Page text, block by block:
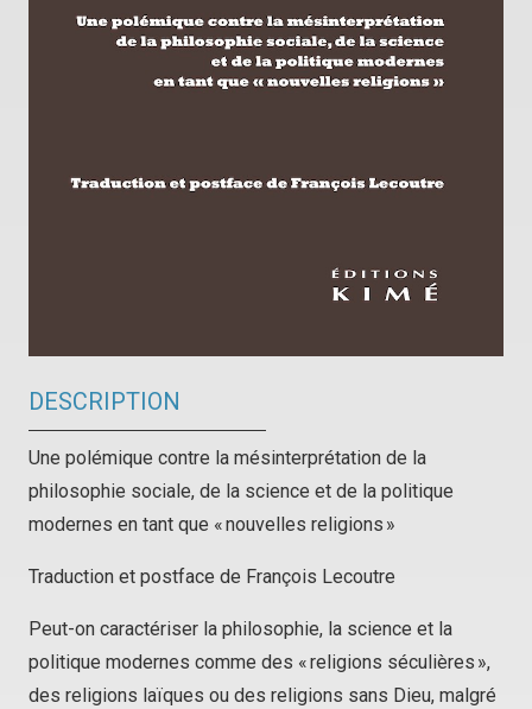
DESCRIPTION
Une polémique contre la mésinterprétation de la
philosophie sociale, de la science et de la politique
modernes en tant que « nouvelles religions »
Traduction et postface de François Lecoutre
Peut-on caractériser la philosophie, la science et la
politique modernes comme des « religions séculières »,
des religions laïques ou des religions sans Dieu, malgré